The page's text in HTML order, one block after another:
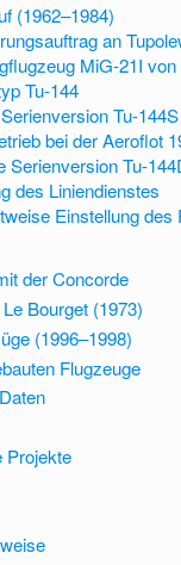
(1962–1984)
an
MiG-21I
Tu-144
Tu-144S
bei der Aeroflot
Serienversion Tu-
des Liniendienstes
Einstellung des
der Concorde
Bourget (1973)
(1996–1998)
Flugzeuge
Projekte